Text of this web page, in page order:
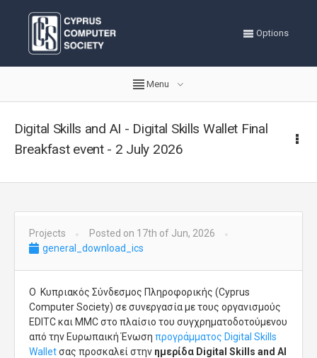
Options
Menu
Digital Skills and AI - Digital Skills Wallet Final
Breakfast event - 2 July 2026
Projects
Posted on 17th of Jun, 2026
general_download_ics
Ο Κυπριακός Σύνδεσμος Πληροφορικής (Cyprus
Computer Society) σε συνεργασία με τoυς οργανισμούς
EDITC και ΜΜC στο πλαίσιο του συγχρηματοδοτούμενου
από την Ευρωπαική Ένωση προγράμματος Digital Skills
Walletσας προσκαλεί στην ημερίδα Digital Skills and AI